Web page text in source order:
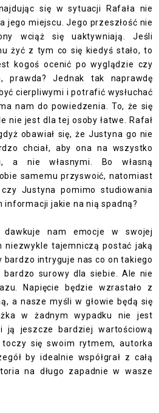
się w sytuacji Rafała nie
jego miejscu. Jego przeszłość nie
wciąż się uaktywniają. Jeśli
żyć z tym co się kiedyś stało, to
kogoś ocenić po wyglądzie czy
prawda? Jednak tak naprawdę
cierpliwymi i potrafić wysłuchać
nam do powiedzenia. To, że się
nie jest dla tej osoby łatwe. Rafał
obawiał się, że Justyna go nie
chciał, aby ona na wszystko
a nie własnymi. Bo własną
samemu przyswoić, natomiast
Justyna pomimo studiowania
informacji jakie na nią spadną?
dawkuje nam emocje w swojej
niezwykle tajemniczą postać jaką
bardzo intryguje nas co on takiego
bardzo surowy dla siebie. Ale nie
Napięcie będzie wzrastało z
a nasze myśli w głowie będą się
w żadnym wypadku nie jest
ją jeszcze bardziej wartościową
się swoim rytmem, autorka
by idealnie współgrał z całą
na długo zapadnie w wasze